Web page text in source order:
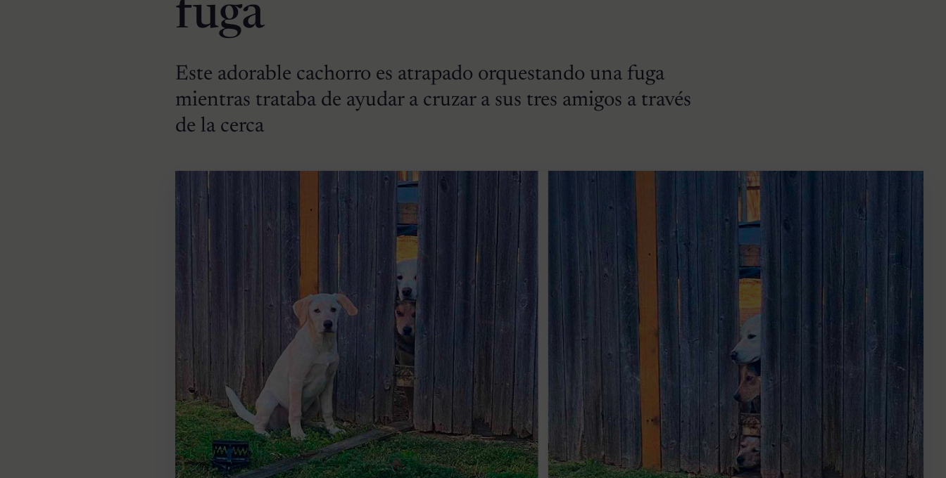
fuga
Este adorable cachorro es atrapado orquestando una fuga
mientras trataba de ayudar a cruzar a sus tres amigos a través
de la cerca